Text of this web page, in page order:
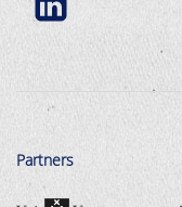
Partners